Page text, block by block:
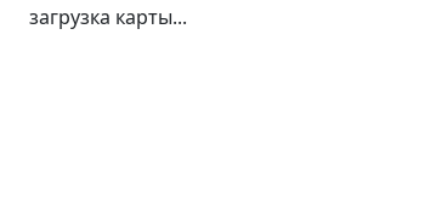
загрузка карты...